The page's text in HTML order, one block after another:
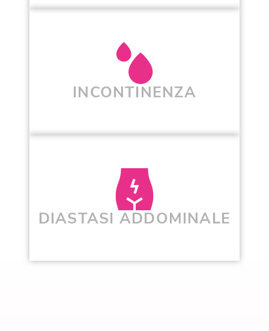
INCONTINENZA
DIASTASI ADDOMINALE